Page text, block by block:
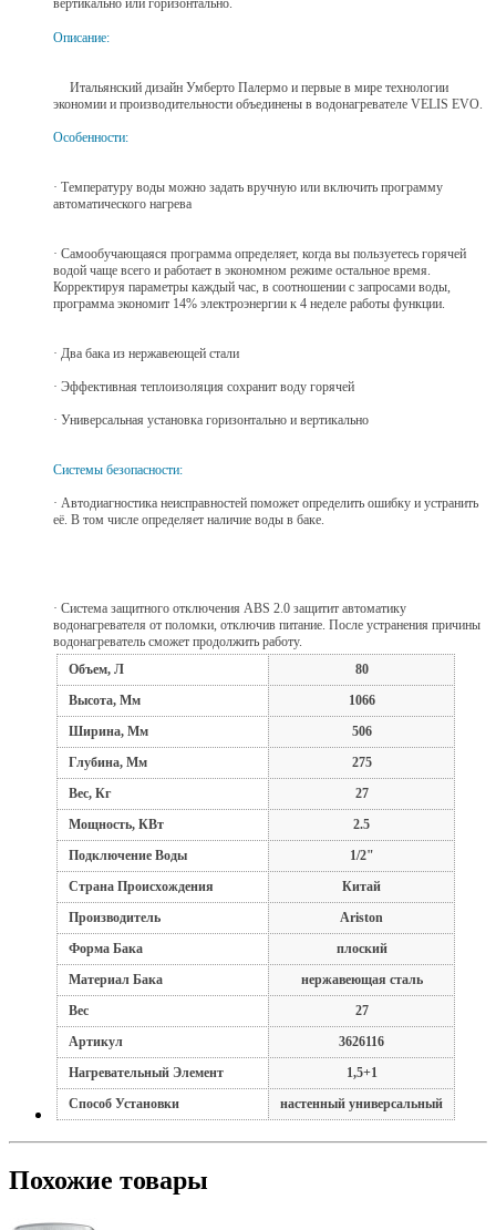
вертикально или горизонтально.
Описание:
Итальянский дизайн Умберто Палермо и первые в мире технологии
экономии и производительности объединены в водонагревателе VELIS EVO.
Особенности:
· Температуру воды можно задать вручную или включить программу
автоматического нагрева
· Самообучающаяся программа определяет, когда вы пользуетесь горячей
водой чаще всего и работает в экономном режиме остальное время.
Корректируя параметры каждый час, в соотношении с запросами воды,
программа экономит 14% электроэнергии к 4 неделе работы функции.
· Два бака из нержавеющей стали
· Эффективная теплоизоляция сохранит воду горячей
· Универсальная установка горизонтально и вертикально
Системы безопасности:
· Автодиагностика неисправностей поможет определить ошибку и устранить
её. В том числе определяет наличие воды в баке.
· Система защитного отключения ABS 2.0 защитит автоматику
водонагревателя от поломки, отключив питание. После устранения причины
водонагреватель сможет продолжить работу.
Объем, Л
80
Высота, Мм
1066
Ширина, Мм
506
Глубина, Мм
275
Вес, Кг
27
Мощность, КВт
2.5
Подключение Воды
1/2"
Страна Происхождения
Китай
Производитель
Ariston
Форма Бака
плоский
Материал Бака
нержавеющая сталь
Вес
27
Артикул
3626116
Нагревательный Элемент
1,5+1
Способ Установки
настенный универсальный
Похожие товары